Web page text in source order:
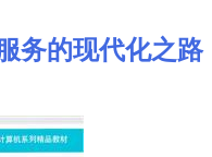
务的现代化之路